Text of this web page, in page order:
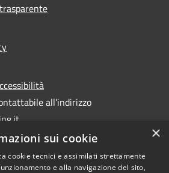
all’indirizzo
×
sui cookie
cookie tecnici e assimilati strettamente
e alla navigazione del sito,